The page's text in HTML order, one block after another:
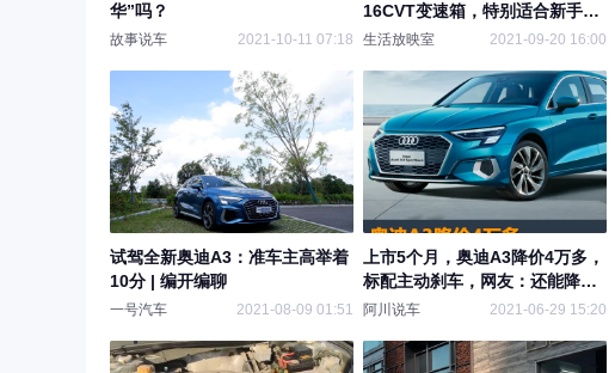
华”吗？
故事说车 2021-10-11 07:18
16CVT变速箱，特别适合新手代
步
生活放映室 2021-09-20 16:00
试驾全新奥迪A3：准车主高举着
10分 | 编开编聊
一号汽车 2021-08-09 01:51
上市5个月，奥迪A3降价4万多，
标配主动刹车，网友：还能降
吗？
阿川说车 2021-06-29 15:20